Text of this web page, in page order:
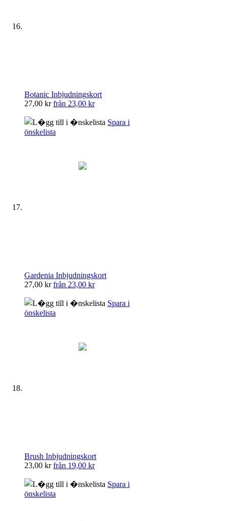
Botanic Inbjudningskort
27,00 kr från 23,00 kr
Spara i
önskelista
Gardenia Inbjudningskort
27,00 kr från 23,00 kr
Spara i
önskelista
Brush Inbjudningskort
23,00 kr från 19,00 kr
Spara i
önskelista